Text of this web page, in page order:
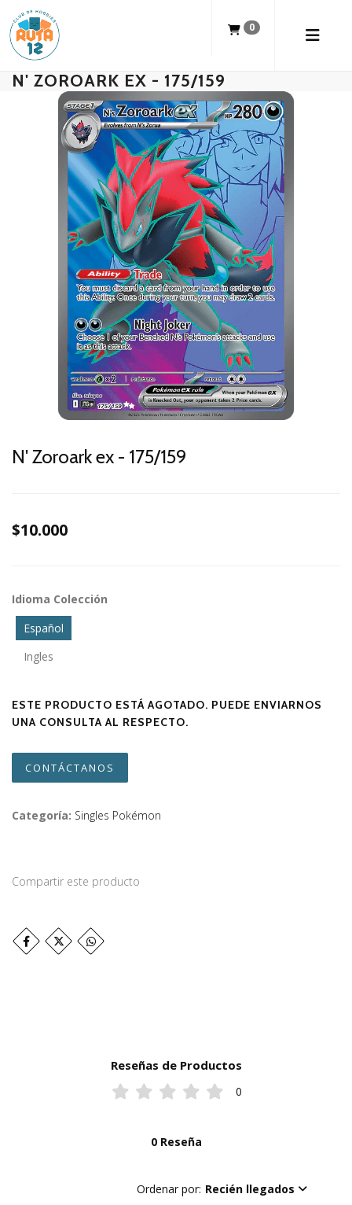
0
N' ZOROARK EX - 175/159
N' Zoroark ex - 175/159
$10.000
Idioma Colección
Español
Ingles
ESTE PRODUCTO ESTÁ AGOTADO. PUEDE ENVIARNOS
UNA CONSULTA AL RESPECTO.
CONTÁCTANOS
Categoría: Singles Pokémon
Compartir este producto
Reseñas de Productos
0
0 Reseña
Ordenar por: Recién llegados